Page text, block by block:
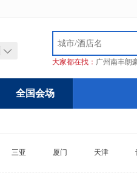
大家都在找： 广州南丰朗
全国会场
三亚 厦门 天津